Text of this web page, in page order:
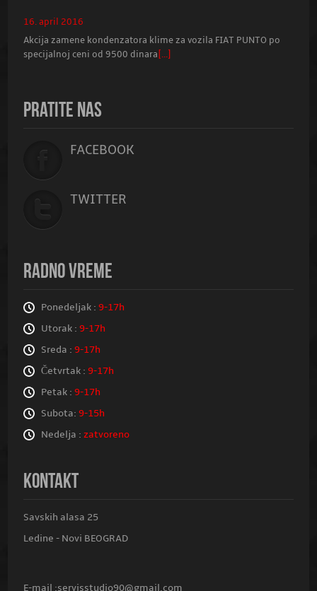
16. april 2016
Akcija zamene kondenzatora klime za vozila FIAT PUNTO po
specijalnoj ceni od 9500 dinara [...]
PRATITE NAS
FACEBOOK
TWITTER
RADNO VREME
Ponedeljak :9-17h
Utorak :9-17h
Sreda :9-17h
Četvrtak :9-17h
Petak :9-17h
Subota:9-15h
Nedelja :zatvoreno
KONTAKT
Savskih alasa 25
Ledine - Novi BEOGRAD
E-mail :servisstudio90@gmail.com